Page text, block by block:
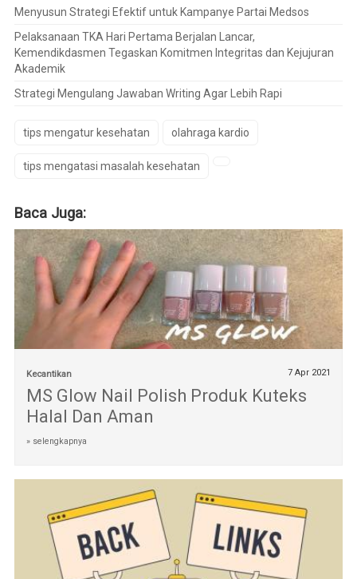
Menyusun Strategi Efektif untuk Kampanye Partai Medsos
Pelaksanaan TKA Hari Pertama Berjalan Lancar,
Kemendikdasmen Tegaskan Komitmen Integritas dan Kejujuran
Akademik
Strategi Mengulang Jawaban Writing Agar Lebih Rapi
tips mengatur kesehatan olahraga kardio
tips mengatasi masalah kesehatan
Baca Juga:
Kecantikan 7 Apr 2021
MS Glow Nail Polish Produk Kuteks
Halal Dan Aman
» selengkapnya